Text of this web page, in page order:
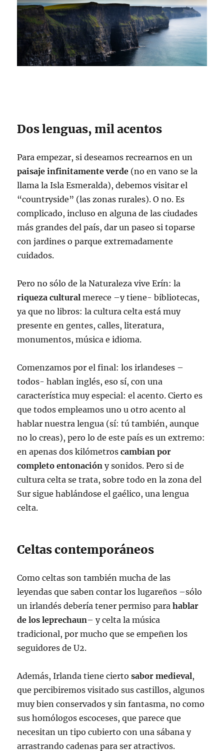
Dos lenguas, mil acentos
Para empezar, si deseamos recrearnos en un
paisaje infinitamente verde (no en vano se la
llama la Isla Esmeralda), debemos visitar el
“countryside” (las zonas rurales). O no. Es
complicado, incluso en alguna de las ciudades
más grandes del país, dar un paseo si toparse
con jardines o parque extremadamente
cuidados.
Pero no sólo de la Naturaleza vive Erín: la
riqueza cultural merece –y tiene- bibliotecas,
ya que no libros: la cultura celta está muy
presente en gentes, calles, literatura,
monumentos, música e idioma.
Comenzamos por el final: los irlandeses –
todos- hablan inglés, eso sí, con una
característica muy especial: el acento. Cierto es
que todos empleamos uno u otro acento al
hablar nuestra lengua (sí: tú también, aunque
no lo creas), pero lo de este país es un extremo:
en apenas dos kilómetroscambian por
completo entonación y sonidos. Pero si de
cultura celta se trata, sobre todo en la zona del
Sur sigue hablándose el gaélico, una lengua
celta.
Celtas contemporáneos
Como celtas son también mucha de las
leyendas que saben contar los lugareños –sólo
un irlandés debería tener permiso parahablar
de los leprechaun– y celta la música
tradicional, por mucho que se empeñen los
seguidores de U2.
Además, Irlanda tiene ciertosabor medieval,
que percibiremos visitado sus castillos, algunos
muy bien conservados y sin fantasma, no como
sus homólogos escoceses, que parece que
necesitan un tipo cubierto con una sábana y
arrastrando cadenas para ser atractivos.